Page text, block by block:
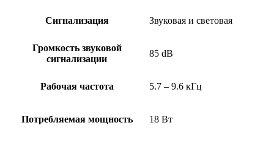
Сигнализация Звуковая и световая
Громкость звуковой
сигнализации
85 dB
Рабочая частота 5.7 – 9.6 кГц
Потребляемая мощность 18 Вт